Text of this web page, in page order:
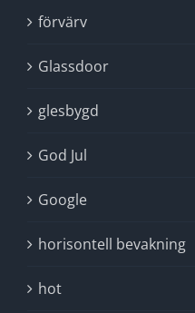
förvärv
Glassdoor
glesbygd
God Jul
Google
horisontell bevakning
hot